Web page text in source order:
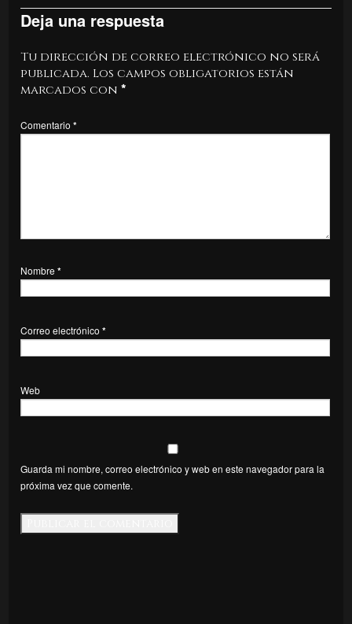
Deja una respuesta
Tu dirección de correo electrónico no será
publicada. Los campos obligatorios están
marcados con *
Comentario *
Nombre *
Correo electrónico *
Web
Guarda mi nombre, correo electrónico y web en este navegador para la
próxima vez que comente.